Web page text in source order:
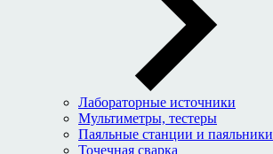
Лабораторные источники
Мультиметры, тестеры
Паяльные станции и паяльники
Точечная сварка